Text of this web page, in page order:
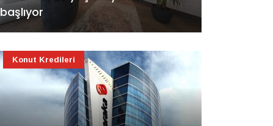
başlıyor
Konut Kredileri